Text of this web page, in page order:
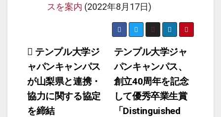
スを案内 (2022年8月17日)
投
稿
ナ
ビ
テンプル大学ジャ
パンキャンパス、
創立40周年を記念
して優秀卒業生賞
「Distinguished
テンプル大学ジ
ャパンキャンパス
が山梨県と連携・
協力に関する協定
を締結